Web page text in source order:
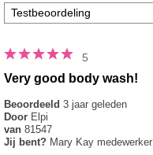
5
Very good body wash!
Beoordeeld 3 jaar geleden
Door Elpi
van 81547
Jij bent? Mary Kay medewerker